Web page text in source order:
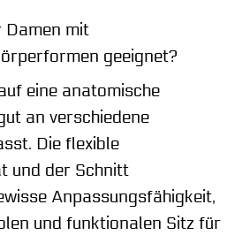
Damen mit
geeignet?
eine anatomische
an verschiedene
Die flexible
und der Schnitt
Anpassungsfähigkeit,
und funktionalen Sitz für